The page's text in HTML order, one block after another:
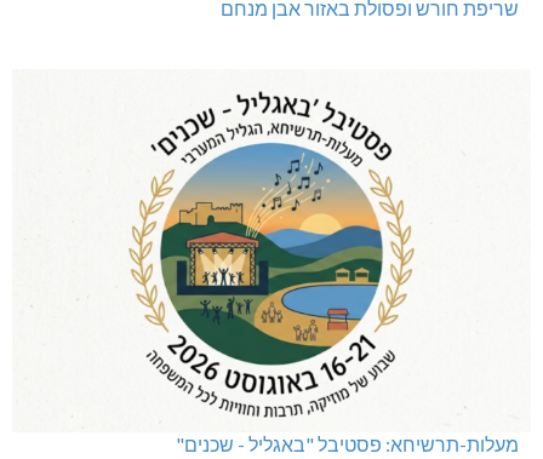
שריפת חורש ופסולת באזור אבן מנחם
מעלות-תרשיחא: פסטיבל "באגליל - שכנים"